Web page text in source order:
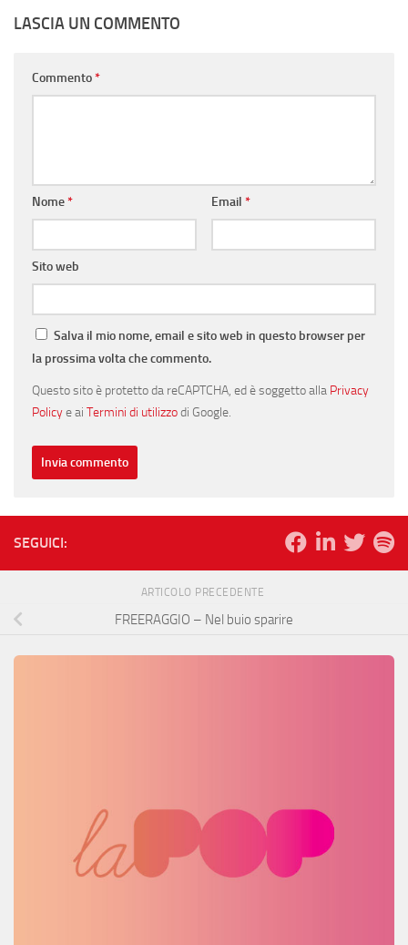
LASCIA UN COMMENTO
Commento*
Nome* Email *
Sito web
Salva il mio nome, email e sito web in questo browser per
la prossima volta che commento.
Questo sito è protetto da reCAPTCHA, ed è soggetto alla Privacy
Policye ai Termini di utilizzodi Google.
SEGUICI:
ARTICOLO PRECEDENTE
FREERAGGIO – Nel buio sparire